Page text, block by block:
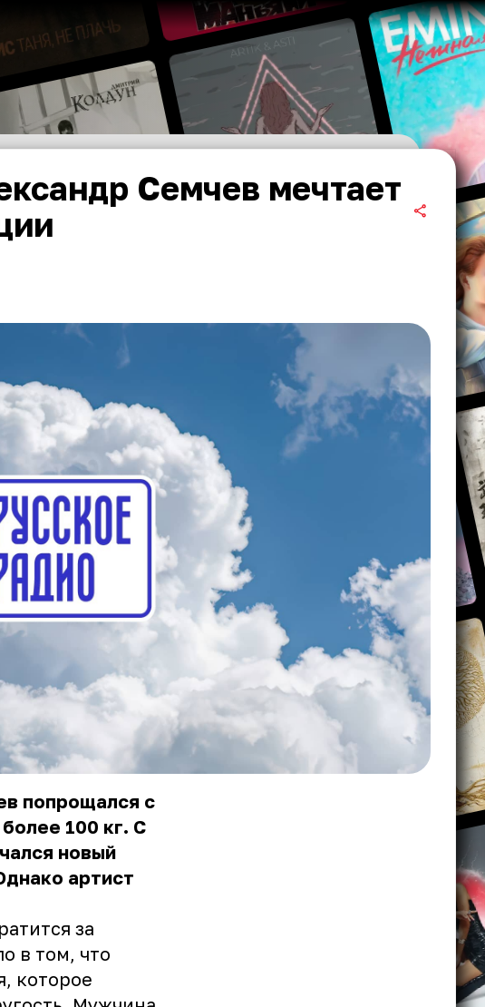
Семчев мечтает
попрощался с
100 кг. С
новый
артист
за
в том, что
которое